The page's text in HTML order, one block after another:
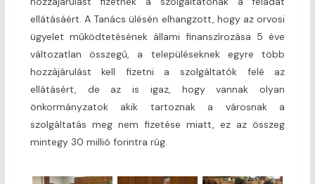
ellátásáért. A Tanács ülésén elhangzott, hogy az orvosi
ügyelet működtetésének állami finanszírozása 5 éve
változatlan összegű, a településeknek egyre több
hozzájárulást kell fizetni a szolgáltatók felé az
ellátásért, de az is igaz, hogy vannak olyan
önkormányzatok akik tartoznak a városnak a
szolgáltatás meg nem fizetése miatt, ez az összeg
mintegy 30 millió forintra rúg.